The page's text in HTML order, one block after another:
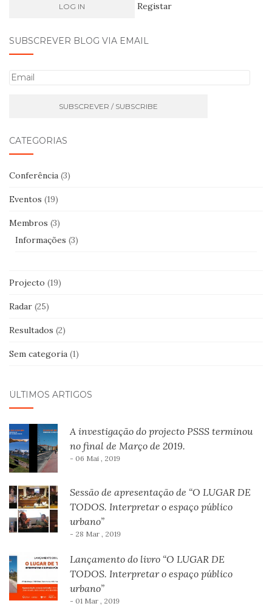
Registar
SUBSCREVER BLOG VIA EMAIL
E
CATEGORIAS
Conferência (3)
Eventos (19)
Membros (3)
Informações (3)
Projecto (19)
Radar (25)
Resultados (2)
Sem categoria (1)
ÚLTIMOS ARTIGOS
A investigação do projecto PSSS terminou
no final de Março de 2019.
- 06 Mai , 2019
Sessão de apresentação de “O LUGAR DE
TODOS. Interpretar o espaço público
urbano”
- 28 Mar , 2019
Lançamento do livro “O LUGAR DE
TODOS. Interpretar o espaço público
urbano”
- 01 Mar , 2019